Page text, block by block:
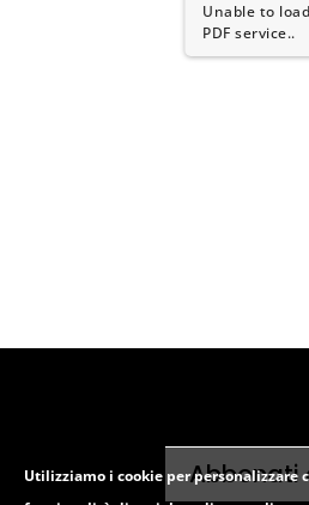
Unable to load
PDF service..
Abbonati
Utilizziamo i cookie per